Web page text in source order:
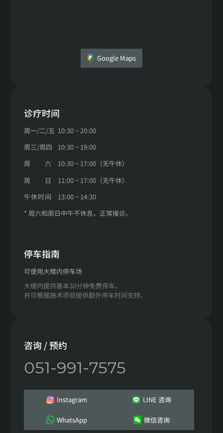
Google Maps
诊疗时间
周一/二/五 10:30 ~ 20:00
周三/周四
10:30 ~ 19:00
周
六
10:30 ~ 17:00（无午休）
周
日
11:00 ~ 17:00（无午休）
午休时间
13:00 ~ 14:30
* 周六和周日中午不休息，正常接诊。
停车指南
可使用大楼内停车场
大楼内提供基本30分钟免费停车，
并可根据施术项目提供额外停车时间支持。
咨询 / 预约
051-991-7575
Instagram LINE 咨询
WhatsApp 微信咨询